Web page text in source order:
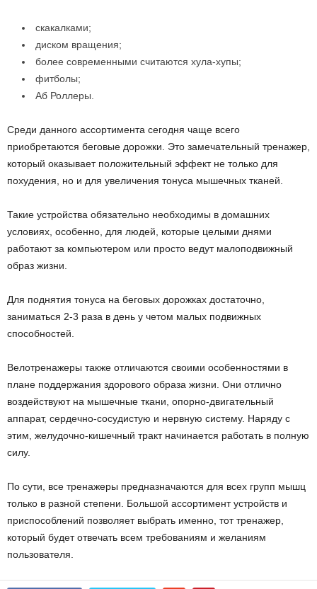
скакалками;
диском вращения;
более современными считаются хула-хупы;
фитболы;
Аб Роллеры.
Среди данного ассортимента сегодня чаще всего
приобретаются беговые дорожки. Это замечательный тренажер,
который оказывает положительный эффект не только для
похудения, но и для увеличения тонуса мышечных тканей.
Такие устройства обязательно необходимы в домашних
условиях, особенно, для людей, которые целыми днями
работают за компьютером или просто ведут малоподвижный
образ жизни.
Для поднятия тонуса на беговых дорожках достаточно,
заниматься 2-3 раза в день у четом малых подвижных
способностей.
Велотренажеры также отличаются своими особенностями в
плане поддержания здорового образа жизни. Они отлично
воздействуют на мышечные ткани, опорно-двигательный
аппарат, сердечно-сосудистую и нервную систему. Наряду с
этим, желудочно-кишечный тракт начинается работать в полную
силу.
По сути, все тренажеры предназначаются для всех групп мышц
только в разной степени. Большой ассортимент устройств и
приспособлений позволяет выбрать именно, тот тренажер,
который будет отвечать всем требованиям и желаниям
пользователя.